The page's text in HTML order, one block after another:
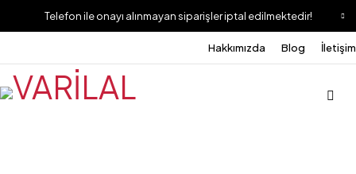
Telefon ile onayı alınmayan siparişler iptal edilmektedir!
Hakkımızda Blog İletişim